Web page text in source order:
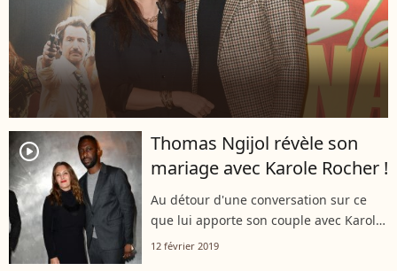
player2
Thomas Ngijol révèle son
mariage avec Karole Rocher !
Au détour d'une conversation sur ce
que lui apporte son couple avec Karole
Rocher dans la vie, Thomas Ngijol a
12 février 2019